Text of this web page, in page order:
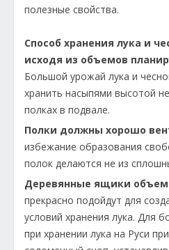
полезные свойства.
Способ хранения лука и
исходя из объемов
Большой урожай лука и
хранить насыпями высотой
полках в подвале.
Полки должны хорошо
избежание образования
полок делаются не из
Деревянные ящики
прекрасно подойдут для
условий хранения лука. Для
при хранении лука на Руси